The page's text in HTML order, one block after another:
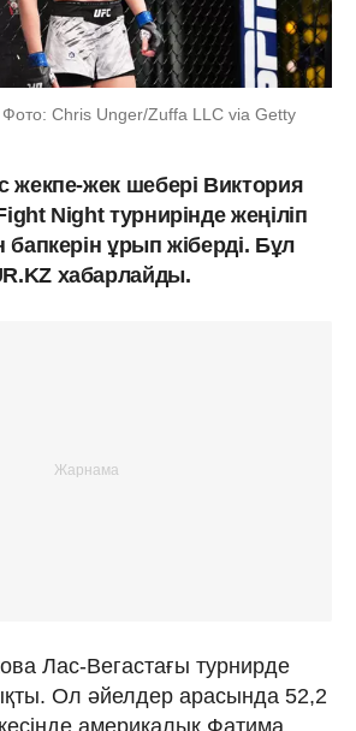
Фото: Chris Unger/Zuffa LLC via Getty
жекпе-жек шебері Виктория
Night турнирінде жеңіліп
бапкерін ұрып жіберді. Бұл
хабарлайды.
Лас-Вегастағы турнирде
Ол әйелдер арасында 52,2
америкалық Фатима